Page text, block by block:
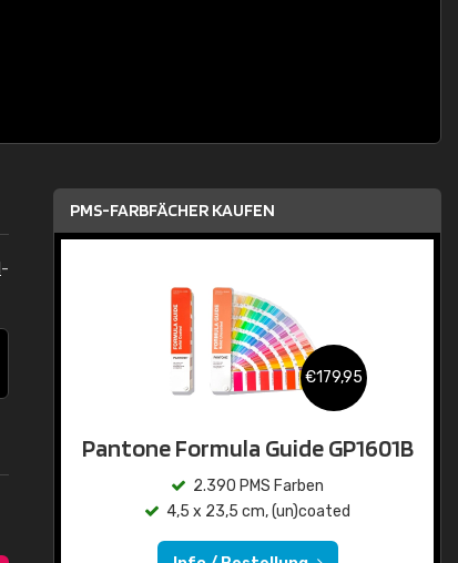
-
PMS-FARBFÄCHER KAUFEN
€179,95
Pantone Formula Guide GP1601B
2.390 PMS Farben
4,5 x 23,5 cm, (un)coated